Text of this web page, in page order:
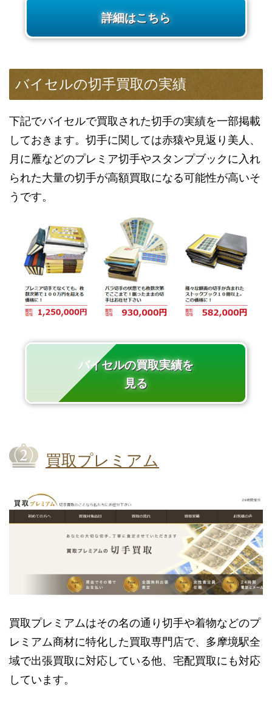
詳細はこちら
バイセルの切手買取の実績
下記でバイセルで買取された切手の実績を一部掲載
しておきます。切手に関しては赤猿や見返り美人、
月に雁などのプレミア切手やスタンプブックに入れ
られた大量の切手が高額買取になる可能性が高いそ
うです。
バイセルの買取実績を
見る
買取プレミアム
買取プレミアムはその名の通り切手や着物などのプ
レミアム商材に特化した買取専門店で、多摩境駅全
域で出張買取に対応している他、宅配買取にも対応
しています。